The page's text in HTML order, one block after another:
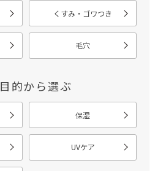
くすみ・ゴワつき
毛穴
目的から選ぶ
保湿
UVケア